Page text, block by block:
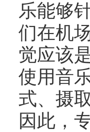
乐能够
们在机
觉应该
使用音
式、摄
因此，